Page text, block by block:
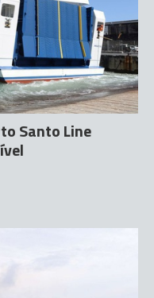
Santo Line